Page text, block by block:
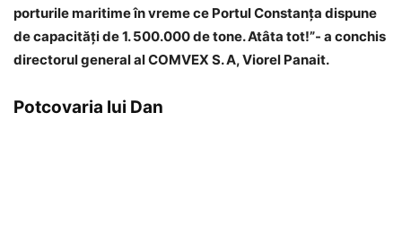
porturile maritime în vreme ce Portul Constanţa dispune
de capacităţi de 1. 500.000 de tone. Atâta tot!”- a conchis
directorul general al COMVEX S. A, Viorel Panait.
Potcovaria lui Dan